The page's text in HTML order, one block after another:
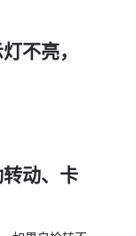
不亮，
动、卡